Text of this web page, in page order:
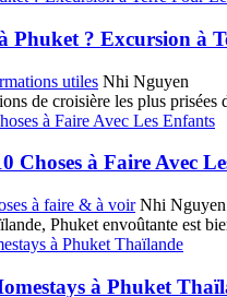
Phuket ? Excursion à
utiles Nhi Nguyen
de croisière les plus
Choses à Faire Avec
à faire & à voir Nhi Nguyen
Phuket envoûtante est
à Phuket